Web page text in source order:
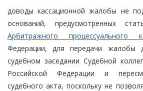
доводы кассационной жалобы не
оснований, предусмотренных
Арбитражного процессуального
Федерации, для передачи жалобы
судебном заседании Судебной
Российской Федерации и
судебного акта, поскольку не